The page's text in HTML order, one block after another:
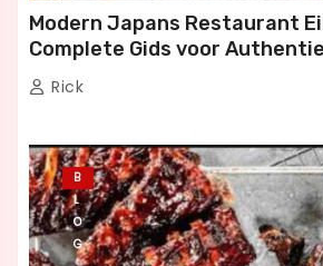
Modern Japans Restaurant
Complete Gids voor
Dineren
Rick
B
L
O
G